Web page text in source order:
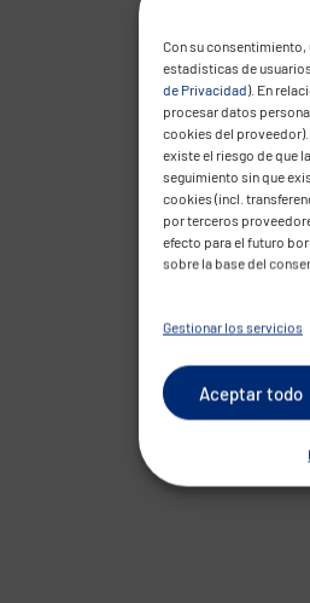
Con su
estadísticas de
de Privacidad). En
procesar datos
cookies del proveedor).
existe el riesgo de que
seguimiento sin que
cookies (incl.
por terceros
efecto para el futuro
sobre la base del
Gestionar los servicios
Aceptar todo